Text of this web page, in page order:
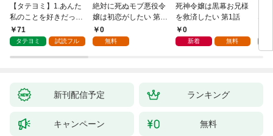
【タテヨミ】1.あんた
私のことを好きだった
の？
71
タテヨミ 試読フル
絶対に死ぬモブ悪役令
嬢は初恋がしたい 第1
話0
無料
死神令嬢は黒幕お兄様
を救済したい 第1話
0
新着 無料
な
新刊配信予定 ランキング
キャンペーン 無料